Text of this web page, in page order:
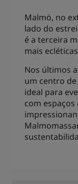
Marcas
Kunlun
Malmö, no
lado do
é a terceira
mais
Nos últimos
um centro
ideal para
com